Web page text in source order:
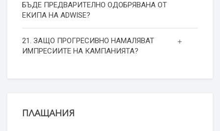
БЪДЕ ПРЕДВАРИТЕЛНО ОДОБРЯВАНА ОТ
ЕКИПА НА ADWISE?
21. ЗАЩО ПРОГРЕСИВНО НАМАЛЯВАТ
ИМПРЕСИИТЕ НА КАМПАНИЯТА?
ПЛАЩАНИЯ